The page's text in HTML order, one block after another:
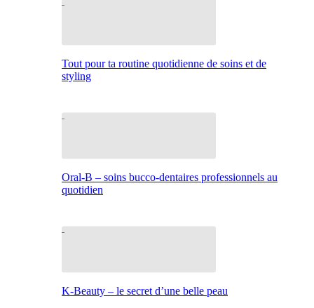
Tout pour ta routine quotidienne de soins et de
styling
Oral-B – soins bucco-dentaires professionnels au
quotidien
K-Beauty – le secret d’une belle peau